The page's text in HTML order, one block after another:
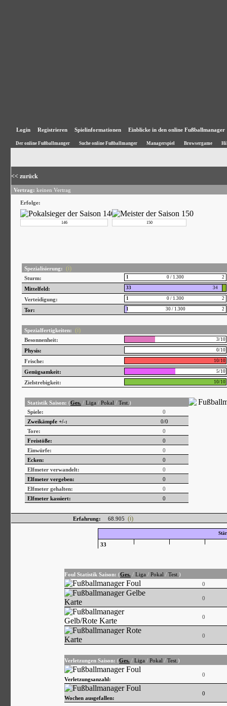
Login Registrieren Spielinformationen Einblicke in den online Fußballmanager
Der online Fußballmanger Suche online Fußballmanger Managerspiel Browsergame
<< zurück
Vertrag: keinen Vertrag
Erfolge:
146 150
Spezialisierung: (ℹ)
Sturm: 1 0 / 1.300 2
Mittelfeld: 33 34
Verteidigung: 1 0 / 1.300 2
Tor: 1 30 / 1.300 2
Spezialfertigkeiten: (ℹ)
Besonnenheit: 3/10
Physis: 0/10
Frische: 10/10
Genügsamkeit: 5/10
Zielstrebigkeit: 10/10
Statistik Saison: (Ges. / Liga / Pokal / Test. )
Spiele:
0
Zweikämpfe +/-:
0/0
Tore:
0
Freistöße:
0
Einwürfe:
0
Ecken:
0
Elfmeter verwandelt:
0
Elfmeter vergeben:
0
Elfmeter gehalten:
0
Elfmeter kassiert:
0
Erfahrung: 68.905 (ℹ)
33
Foul Statistik Saison: (Ges. / Liga / Pokal / Test. )
0
0
0
0
Verletzungen Saison: (Ges. / Liga / Pokal / Test. )
Verletzungsanzahl:
0
Wochen ausgefallen:
0